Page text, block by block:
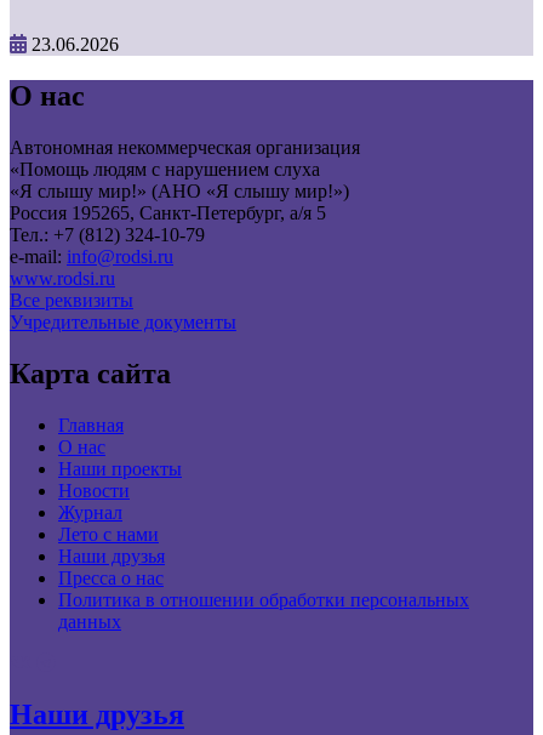
23.06.2026
О нас
Автономная некоммерческая организация
«Помощь людям с нарушением слуха
«Я слышу мир!» (АНО «Я слышу мир!»)
Россия 195265, Санкт-Петербург, а/я 5
Тел.: +7 (812) 324-10-79
e-mail: info@rodsi.ru
www.rodsi.ru
Все реквизиты
Учредительные документы
Карта сайта
Главная
О нас
Наши проекты
Новости
Журнал
Лето с нами
Наши друзья
Пресса о нас
Политика в отношении обработки персональных
данных
Наши друзья